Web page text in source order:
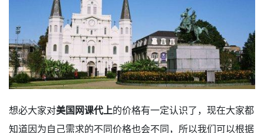
想必大家对美国网课代上的价格有一定认识了，现在大家都
知道因为自己需求的不同价格也会不同，所以我们可以根据